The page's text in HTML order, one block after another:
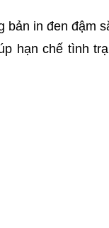
bản in đen đậm
hạn chế tình